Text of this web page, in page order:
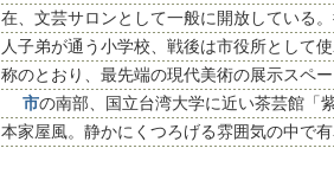
在、文芸サロンとして一般に開放している
人子弟が通う小学校、戦後は市役所として
称のとおり、最先端の現代美術の展示スペ
市の南部、国立台湾大学に近い茶芸館「
本家屋風。静かにくつろげる雰囲気の中で